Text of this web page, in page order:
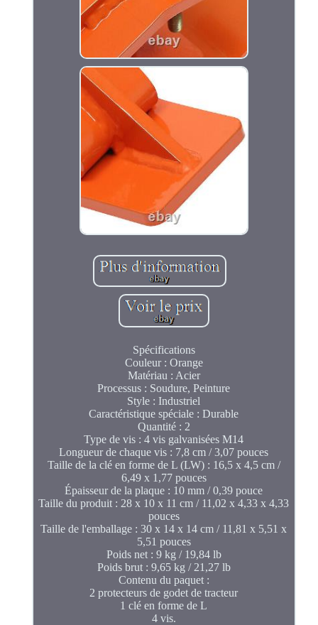
Spécifications
Couleur : Orange
Matériau : Acier
Processus : Soudure, Peinture
Style : Industriel
Caractéristique spéciale : Durable
Quantité : 2
Type de vis : 4 vis galvanisées M14
Longueur de chaque vis : 7,8 cm / 3,07 pouces
Taille de la clé en forme de L (LW) : 16,5 x 4,5 cm /
6,49 x 1,77 pouces
Épaisseur de la plaque : 10 mm / 0,39 pouce
Taille du produit : 28 x 10 x 11 cm / 11,02 x 4,33 x 4,33
pouces
Taille de l'emballage : 30 x 14 x 14 cm / 11,81 x 5,51 x
5,51 pouces
Poids net : 9 kg / 19,84 lb
Poids brut : 9,65 kg / 21,27 lb
Contenu du paquet :
2 protecteurs de godet de tracteur
1 clé en forme de L
4 vis.